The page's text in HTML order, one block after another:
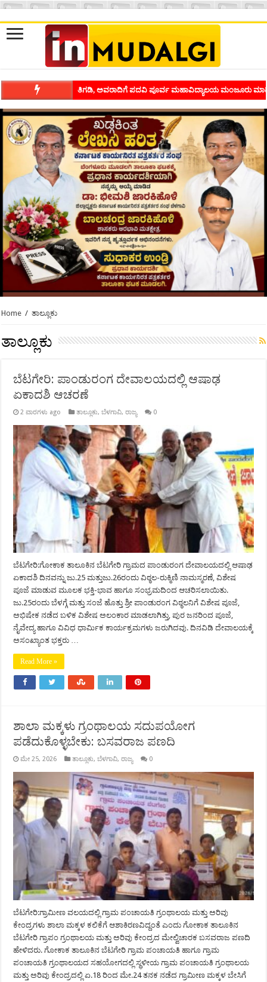
ಶಿವಾಪುರದಲ್ಲಿ ಕವಿಗೋಷ್ಠಿಯ ಸಂಭ್ರಮ ಭಾವನೆಗಳನ್ನು ಕಟ್ಟಿಕೊಡುವ
Home / ತಾಲ್ಲೂಕು
ತಾಲ್ಲೂಕು
ಬೆಟಗೇರಿ: ಪಾಂಡುರಂಗ ದೇವಾಲಯದಲ್ಲಿ ಆಷಾಢ
ಏಕಾದಶಿ ಆಚರಣೆ
2 ವಾರಗಳು ago ತಾಲ್ಲೂಕು,ಬೆಳಗಾವಿ,ರಾಜ್ಯ 0
ಬೆಟಗೇರಿ:ಗೋಕಾಕ ತಾಲೂಕಿನ ಬೆಟಗೇರಿ ಗ್ರಾಮದ ಪಾಂಡುರಂಗ ದೇವಾಲಯದಲ್ಲಿ ಆಷಾಢ
ಏಕಾದಶಿ ದಿನವನ್ನು ಜು.25 ಮತ್ತುಜು.26ರಂದು ವಿಠ್ಠಲ-ರುಕ್ಮಿಣಿ ನಾಮಸ್ಮರಣೆ, ವಿಶೇಷ
ಪೂಜೆ ಮಾಡುವ ಮೂಲಕ ಭಕ್ತಿ-ಭಾವ ಹಾಗೂ ಸಂಭ್ರಮದಿಂದ ಆಚರಿಸಲಾಯಿತು.
ಜು.25ರಂದು ಬೆಳಗ್ಗೆ ಮತ್ತು ಸಂಜೆ ಹೊತ್ತು ಶ್ರೀ ಪಾಂಡುರಂಗ ವಿಠ್ಠಲನಿಗೆ ವಿಶೇಷ ಪೂಜೆ,
ಅಭಿಷೇಕ ನಡೆದ ಬಳಿಕ ವಿಶೇಷ ಅಲಂಕಾರ ಮಾಡಲಾಗಿತ್ತು, ಪುರ ಜನರಿಂದ ಪೂಜೆ,
ನೈವೇದ್ಯ ಹಾಗೂ ವಿವಿಧ ಧಾರ್ಮಿಕ ಕಾರ್ಯಕ್ರಮಗಳು ಜರುಗಿದವು. ದಿನವಿಡಿ ದೇವಾಲಯಕ್ಕೆ
ಅಸಂಖ್ಯಾಂತ ಭಕ್ತರು …
Read More »
ಶಾಲಾ ಮಕ್ಕಳು ಗ್ರಂಥಾಲಯ ಸದುಪಯೋಗ
ಪಡೆದುಕೊಳ್ಳಬೇಕು: ಬಸವರಾಜ ಪಣದಿ
ಮೇ 25, 2026 ತಾಲ್ಲೂಕು,ಬೆಳಗಾವಿ,ರಾಜ್ಯ 0
ಬೆಟಗೇರಿ:ಗ್ರಾಮೀಣ ವಲಯದಲ್ಲಿ ಗ್ರಾಮ ಪಂಚಾಯತಿ ಗ್ರಂಥಾಲಯ ಮತ್ತು ಅರಿವು
ಕೇಂದ್ರಗಳು ಶಾಲಾ ಮಕ್ಕಳ ಕಲಿಕೆಗೆ ಆಶಾಕಿರಣವಿದ್ದಂತೆ ಎಂದು ಗೋಕಾಕ ತಾಲೂಕಿನ
ಬೆಟಗೇರಿ ಗ್ರಾಪಂ ಗ್ರಂಥಾಲಯ ಮತ್ತು ಅರಿವು ಕೇಂದ್ರದ ಮೇಲ್ವಿಚಾರಕ ಬಸವರಾಜ ಪಣದಿ
ಹೇಳಿದರು. ಗೋಕಾಕ ತಾಲೂಕಿನ ಬೆಟಗೇರಿ ಗ್ರಾಮ ಪಂಚಾಯತಿ ಹಾಗೂ ಗ್ರಾಮ
ಪಂಚಾಯತಿ ಗ್ರಂಥಾಲಯದ ಸಹಯೋಗದಲ್ಲಿ ಸ್ಥಳೀಯ ಗ್ರಾಮ ಪಂಚಾಯತಿ ಗ್ರಂಥಾಲಯ
ಮತ್ತು ಅರಿವು ಕೇಂದ್ರದಲ್ಲಿ ಏ.18 ರಿಂದ ಮೇ.24 ತನಕ ನಡೆದ ಗ್ರಾಮೀಣ ಮಕ್ಕಳ ಬೇಸಿಗೆ